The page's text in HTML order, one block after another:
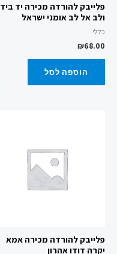
פלייבק להורדה מכירה יד ביד
ולב אל לב אומני ישראל
כללי
₪68.00
הוספה לסל
פלייבק להורדה מכירה אמא
יקרה דודו אהרון